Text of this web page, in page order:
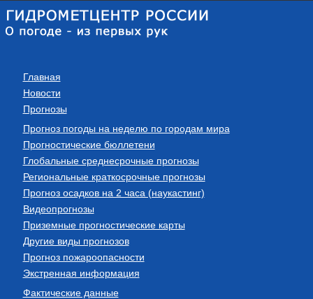
Главная
Новости
Прогнозы
Прогноз погоды на неделю по городам мира
Прогностические бюллетени
Глобальные среднесрочные прогнозы
Региональные краткосрочные прогнозы
Прогноз осадков на 2 часа (наукастинг)
Видеопрогнозы
Приземные прогностические карты
Другие виды прогнозов
Прогноз пожароопасности
Экстренная информация
Фактические данные